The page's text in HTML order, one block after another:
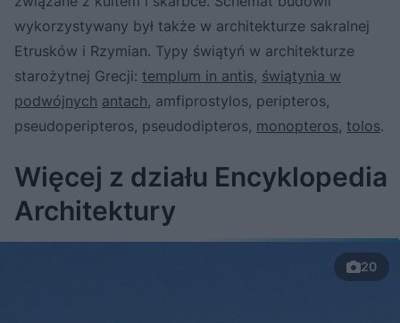
wykorzystywany był także w architekturze sakralnej
Etrusków i Rzymian. Typy świątyń w architekturze
starożytnej Grecji: templum in antis, świątynia w
podwójnych antach, amfiprostylos, peripteros,
pseudoperipteros, pseudodipteros, monopteros, tolos.
Więcej z działu Encyklopedia
Architektury
20